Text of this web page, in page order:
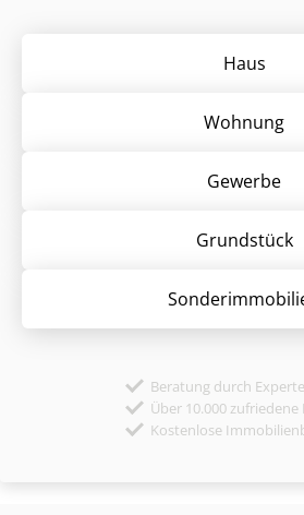
Haus
Wohnung
Gewerbe
Grund­stück
Beratung durch
Über 10.000 zufriedene
Kostenlose